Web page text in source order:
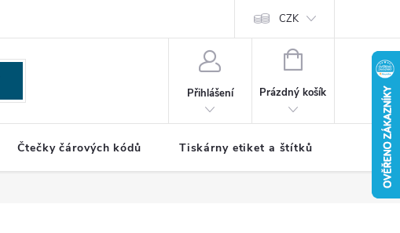
CZK
Přihlášení
NÁKUPNÍ
Prázdný košík
Čtečky čárových kódů Tiskárny etiket a štítků